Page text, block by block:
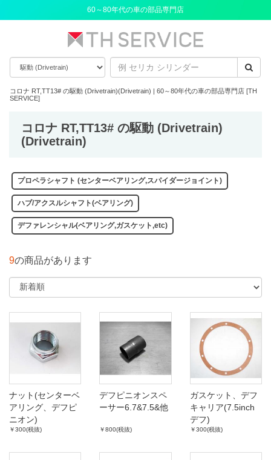
60～80年代の車の部品専門店
コロナ RT,TT13# の駆動 (Drivetrain)(Drivetrain) | 60～80年代の車の部品専門店 [TH
SERVICE]
コロナ RT,TT13# の駆動 (Drivetrain)
(Drivetrain)
プロペラシャフト (センターベアリング,スパイダージョイント)
ハブ/アクスルシャフト(ベアリング)
デファレンシャル(ベアリング,ガスケット,etc)
9の商品があります
ナット(センターベ
アリング、デフピ
ニオン)
￥300(税抜)
デフピニオンスペ
ーサー6.7&7.5&他
￥800(税抜)
ガスケット、デフ
キャリア(7.5inch
デフ)
￥300(税抜)